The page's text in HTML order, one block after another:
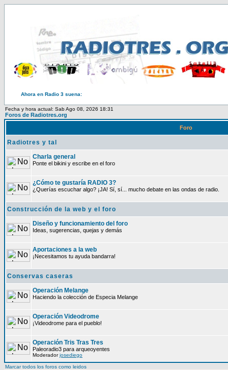
Ahora en Radio 3 suena:
Fecha y hora actual: Sab Ago 08, 2026 18:31
Foros de Radiotres.org
Foro
Radiotres y tal
Charla general
Ponte el bikini y escribe en el foro
¿Cómo te gustaría RADIO 3?
¿Querías escuchar algo? ¡JA! Sí, sí... mucho debate en las ondas de radio.
Construcción de la web y el foro
Diseño y funcionamiento del foro
Ideas, sugerencias, quejas y demás
Aportaciones a la web
¡Necesitamos tu ayuda bandarra!
Conservas caseras
Operación Melange
Haciendo la colección de Especia Melange
Operación Videodrome
¡Videodrome para el pueblo!
Operación Tris Tras Tres
Paleoradio3 para arqueoyentes
Moderadorjosediego
Marcar todos los foros como leidos